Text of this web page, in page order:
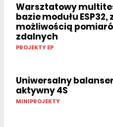
Warsztatowy
bazie modułu ESP32,
możliwością
zdalnych
PROJEKTY EP
Uniwersalny balanser
aktywny 4S
MINIPROJEKTY